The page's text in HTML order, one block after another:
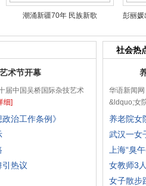
潮涌新疆70年 民族新歌 彭丽
术节开幕
届中国吴桥国际杂技艺术
细]
治工作条例》
引热议
社会热
华语新闻
&ldquo;女
养老院女
武汉一女
上海“臭
女教师3
女子散步